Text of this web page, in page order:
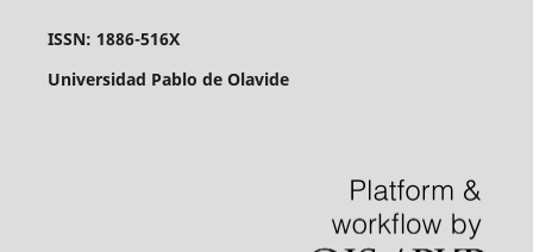
ISSN: 1886-516X
Universidad Pablo de Olavide